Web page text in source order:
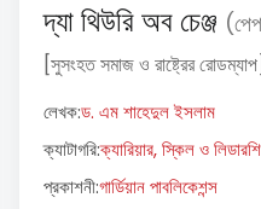
দ্যা থিউরি অব চেঞ্জ
[সুসংহত সমাজ ও রাষ্ট্রের রোডম্যাপ]
লেখক:ড. এম শাহেদুল ইসলাম
ক্যাটাগরি:ক্যারিয়ার, স্কিল ও
প্রকাশনী:গার্ডিয়ান পাবলিকেশন্স